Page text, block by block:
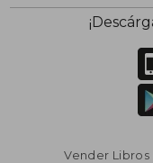
Vender